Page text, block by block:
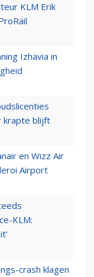
KLM Erik
Izhavia in
krapte blijft
en Wizz Air
Airport
KLM:
crash klagen